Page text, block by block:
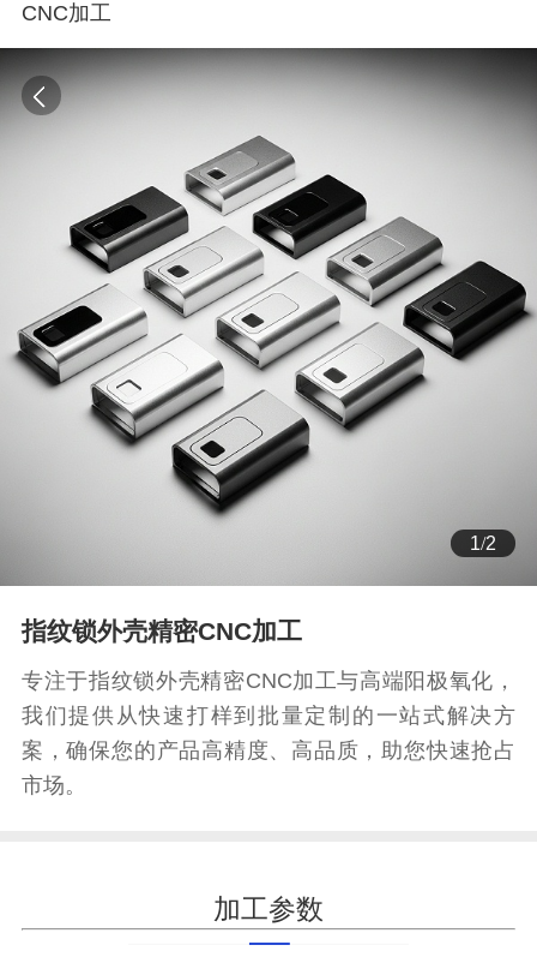
CNC加工
1/2
指纹锁外壳精密CNC加工
专注于指纹锁外壳精密CNC加工与高端阳极氧化，
我们提供从快速打样到批量定制的一站式解决方
案，确保您的产品高精度、高品质，助您快速抢占
市场。
加工参数